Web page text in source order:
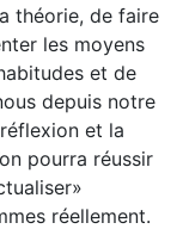
théorie, de faire
les moyens
et de
depuis notre
et la
pourra réussir
réellement.